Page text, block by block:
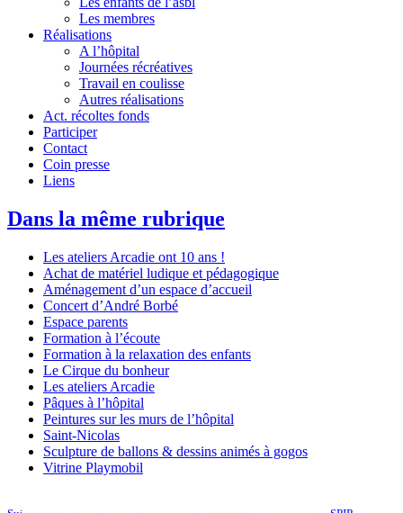
Les membres
Réalisations
A l’hôpital
Journées récréatives
Travail en coulisse
Autres réalisations
Act. récoltes fonds
Participer
Contact
Coin presse
Liens
Dans la même rubrique
Les ateliers Arcadie ont 10 ans !
Achat de matériel ludique et pédagogique
Aménagement d’un espace d’accueil
Concert d’André Borbé
Espace parents
Formation à l’écoute
Formation à la relaxation des enfants
Le Cirque du bonheur
Les ateliers Arcadie
Pâques à l’hôpital
Peintures sur les murs de l’hôpital
Saint-Nicolas
Sculpture de ballons & dessins animés à gogos
Vitrine Playmobil